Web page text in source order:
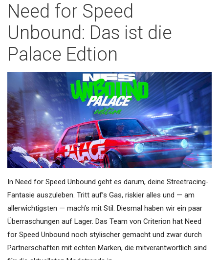
Need for Speed
Unbound: Das ist die
Palace Edtion
In Need for Speed Unbound geht es darum, deine Streetracing-
Fantasie auszuleben. Tritt auf’s Gas, riskier alles und — am
allerwichtigsten — mach’s mit Stil. Diesmal haben wir ein paar
Überraschungen auf Lager. Das Team von Criterion hat Need
for Speed Unbound noch stylischer gemacht und zwar durch
Partnerschaften mit echten Marken, die mitverantwortlich sind